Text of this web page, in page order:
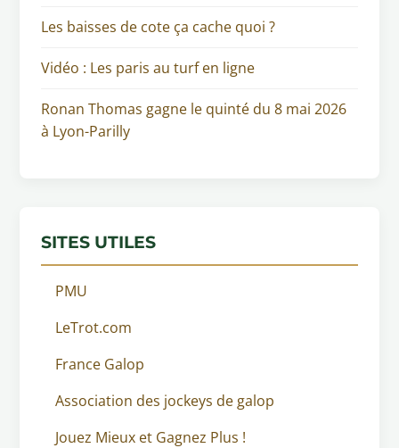
Les baisses de cote ça cache quoi ?
Vidéo : Les paris au turf en ligne
Ronan Thomas gagne le quinté du 8 mai 2026
à Lyon-Parilly
SITES UTILES
PMU
LeTrot.com
France Galop
Association des jockeys de galop
Jouez Mieux et Gagnez Plus !